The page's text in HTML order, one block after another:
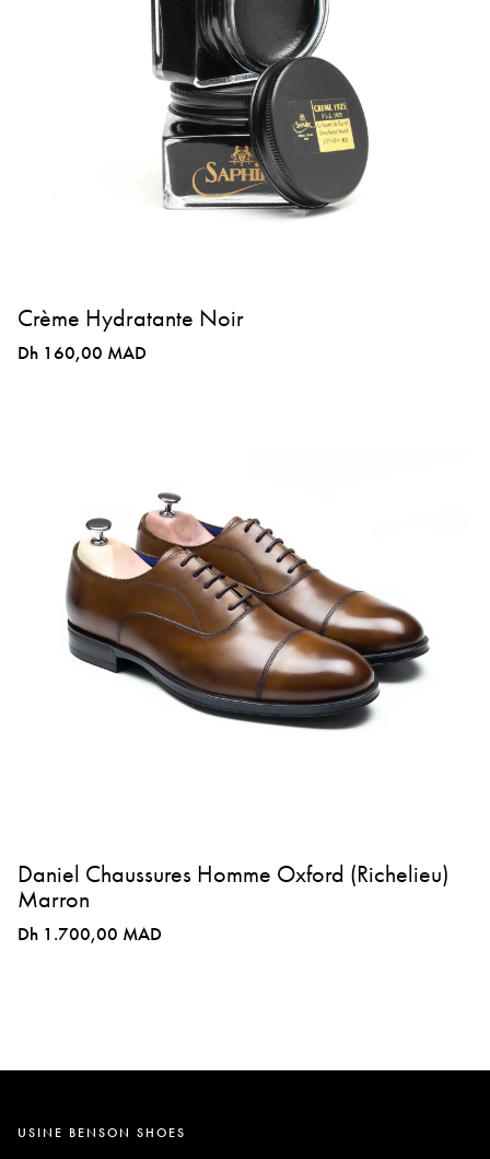
Crème Hydratante Noir
Dh 160,00 MAD
Daniel Chaussures Homme Oxford (Richelieu)
Marron
Dh 1.700,00 MAD
USINE BENSON SHOES